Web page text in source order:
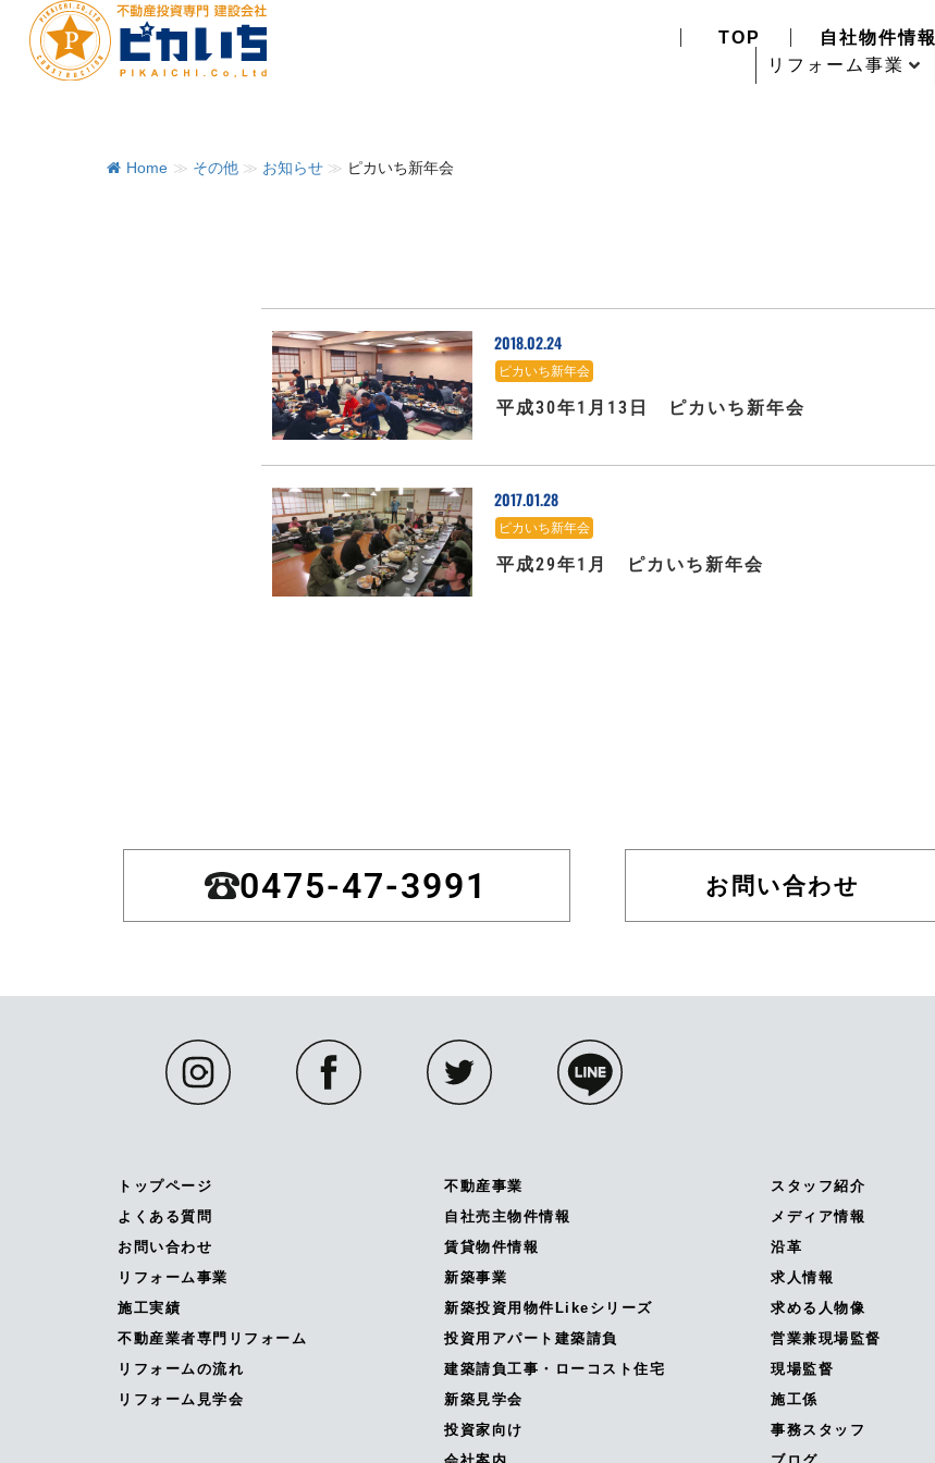
TOP 自社物件情報
リフォーム事業
Home ≫ その他 ≫ お知らせ ≫ ピカいち新年会
2018.02.24
ピカいち新年会
平成30年1月13日 ピカいち新年会
2017.01.28
ピカいち新年会
平成29年1月 ピカいち新年会
0475-47-3991 お問い合わせ
トップページ
よくある質問
お問い合わせ
リフォーム事業
施工実績
不動産業者専門リフォーム
リフォームの流れ
リフォーム見学会
不動産事業
自社売主物件情報
賃貸物件情報
新築事業
新築投資用物件Likeシリーズ
投資用アパート建築請負
建築請負工事・ローコスト住宅
新築見学会
投資家向け
スタッフ紹介
メディア情報
沿革
求人情報
求める人物像
営業兼現場監督
現場監督
施工係
事務スタッフ